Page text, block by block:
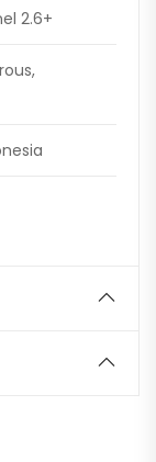
2.6+